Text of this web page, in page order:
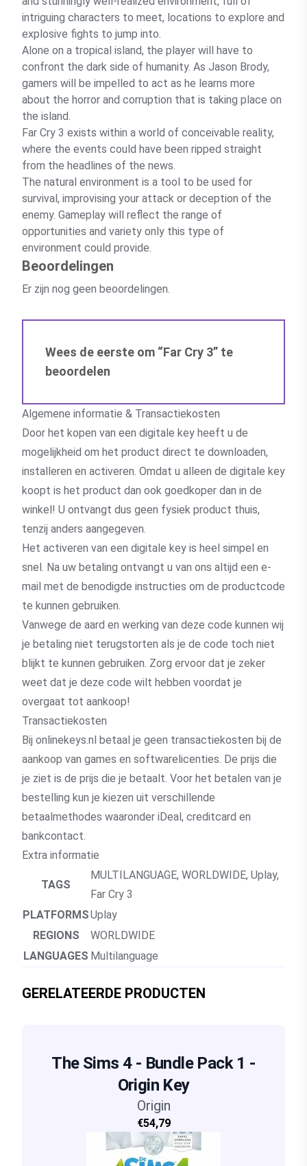
intriguing characters to meet, locations to explore and
explosive fights to jump into.
Alone on a tropical island, the player will have to
confront the dark side of humanity. As Jason Brody,
gamers will be impelled to act as he learns more
about the horror and corruption that is taking place on
the island.
Far Cry 3 exists within a world of conceivable reality,
where the events could have been ripped straight
from the headlines of the news.
The natural environment is a tool to be used for
survival, improvising your attack or deception of the
enemy. Gameplay will reflect the range of
opportunities and variety only this type of
environment could provide.
Beoordelingen
Er zijn nog geen beoordelingen.
Wees de eerste om “Far Cry 3” te
beoordelen
Algemene informatie & Transactiekosten
Door het kopen van een digitale key heeft u de
mogelijkheid om het product direct te downloaden,
installeren en activeren. Omdat u alleen de digitale key
koopt is het product dan ook goedkoper dan in de
winkel! U ontvangt dus geen fysiek product thuis,
tenzij anders aangegeven.
Het activeren van een digitale key is heel simpel en
snel. Na uw betaling ontvangt u van ons altijd een e-
mail met de benodigde instructies om de productcode
te kunnen gebruiken.
Vanwege de aard en werking van deze code kunnen wij
je betaling niet terugstorten als je de code toch niet
blijkt te kunnen gebruiken. Zorg ervoor dat je zeker
weet dat je deze code wilt hebben voordat je
overgaat tot aankoop!
Transactiekosten
Bij onlinekeys.nl betaal je geen transactiekosten bij de
aankoop van games en softwarelicenties. De prijs die
je ziet is de prijs die je betaalt. Voor het betalen van je
bestelling kun je kiezen uit verschillende
betaalmethodes waaronder iDeal, creditcard en
bankcontact.
Extra informatie
TAGS
MULTILANGUAGE, WORLDWIDE, Uplay,
Far Cry 3
PLATFORMSUplay
REGIONS
WORLDWIDE
LANGUAGES Multilanguage
GERELATEERDE PRODUCTEN
The Sims 4 - Bundle Pack 1 -
Origin Key
Origin
€54,79